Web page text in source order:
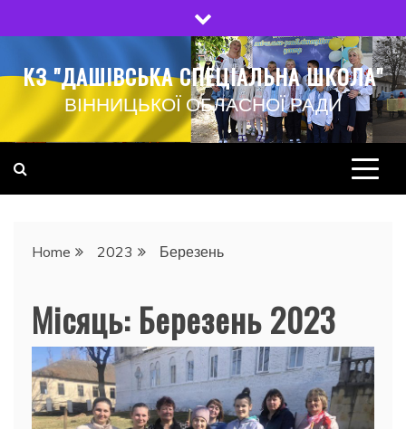
to
КЗ "ДАШІВСЬКА СПЕЦІАЛЬНА ШКОЛА"
ВІННИЦЬКОЇ ОБЛАСНОЇ РАДИ
Home 2023 Березень
Місяць: Березень 2023